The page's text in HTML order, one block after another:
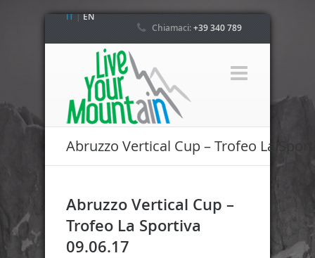
IT|EN
Chiamaci:+39 340 789
Abruzzo Vertical Cup – Trofeo La
Abruzzo Vertical Cup –
Trofeo La Sportiva
09.06.17